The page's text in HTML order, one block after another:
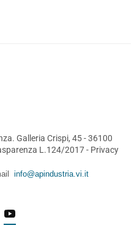
Galleria Crispi, 45 - 36100
L.124/2017- Privacy
info@apindustria.vi.it